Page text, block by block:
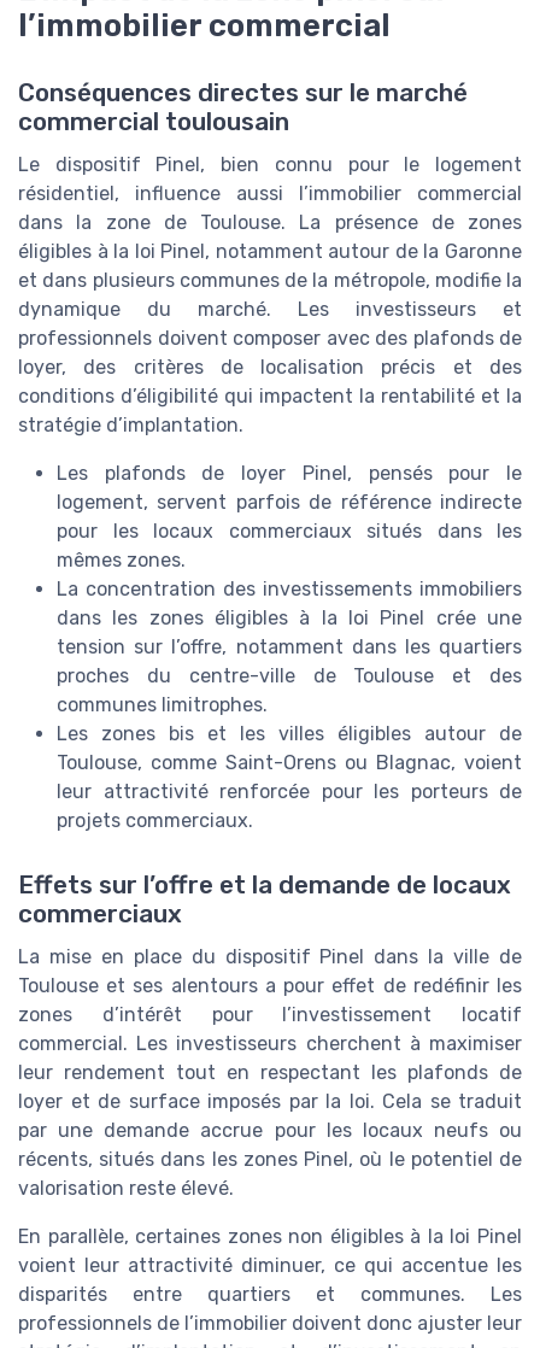
l’immobilier commercial
Conséquences directes sur le marché
commercial toulousain
Le dispositif Pinel, bien connu pour le logement
résidentiel, influence aussi l’immobilier commercial
dans la zone de Toulouse. La présence de zones
éligibles à la loi Pinel, notamment autour de la Garonne
et dans plusieurs communes de la métropole, modifie la
dynamique du marché. Les investisseurs et
professionnels doivent composer avec des plafonds de
loyer, des critères de localisation précis et des
conditions d’éligibilité qui impactent la rentabilité et la
stratégie d’implantation.
Les plafonds de loyer Pinel, pensés pour le
logement, servent parfois de référence indirecte
pour les locaux commerciaux situés dans les
mêmes zones.
La concentration des investissements immobiliers
dans les zones éligibles à la loi Pinel crée une
tension sur l’offre, notamment dans les quartiers
proches du centre-ville de Toulouse et des
communes limitrophes.
Les zones bis et les villes éligibles autour de
Toulouse, comme Saint-Orens ou Blagnac, voient
leur attractivité renforcée pour les porteurs de
projets commerciaux.
Effets sur l’offre et la demande de locaux
commerciaux
La mise en place du dispositif Pinel dans la ville de
Toulouse et ses alentours a pour effet de redéfinir les
zones d’intérêt pour l’investissement locatif
commercial. Les investisseurs cherchent à maximiser
leur rendement tout en respectant les plafonds de
loyer et de surface imposés par la loi. Cela se traduit
par une demande accrue pour les locaux neufs ou
récents, situés dans les zones Pinel, où le potentiel de
valorisation reste élevé.
En parallèle, certaines zones non éligibles à la loi Pinel
voient leur attractivité diminuer, ce qui accentue les
disparités entre quartiers et communes. Les
professionnels de l’immobilier doivent donc ajuster leur